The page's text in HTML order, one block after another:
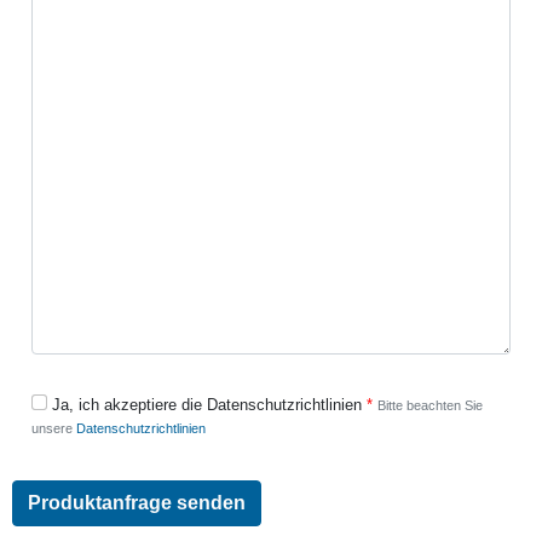
Ja, ich akzeptiere die Datenschutzrichtlinien
Bitte beachten Sie
unsere Datenschutzrichtlinien